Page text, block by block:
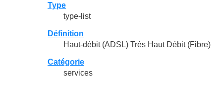
Type
type-list
Définition
Haut-débit (ADSL) Très Haut Débit (Fibre)
Catégorie
services